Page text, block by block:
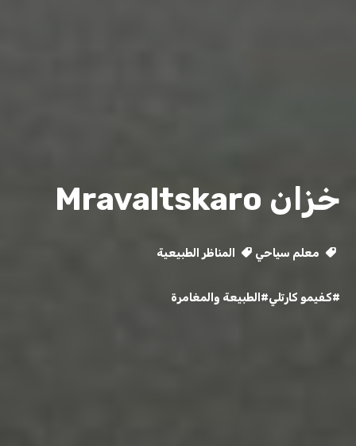
خزان Mravaltskaro
معلم سياحي المناظر الطبيعية
#كفيمو كارتلي#الطبيعة والمغامرة